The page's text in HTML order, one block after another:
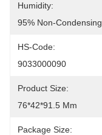
Humidity:
95% Non-Condensing
HS-Code:
9033000090
Product Size:
76*42*91.5 Mm
Package Size: